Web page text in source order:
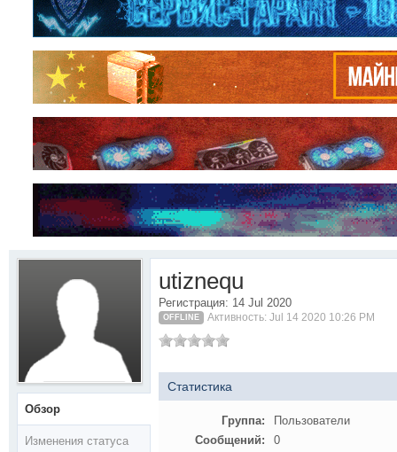
Обзор
Изменения статуса
utiznequ
Регистрация: 14 Jul 2020
OFFLINE Активность: Jul 14 2020 10:26 PM
Статистика
Группа:
Пользователи
Сообщений:
0